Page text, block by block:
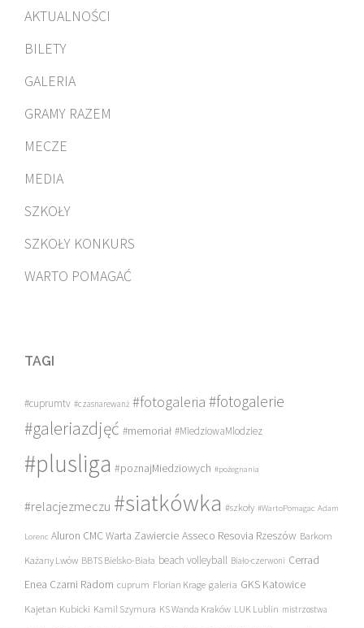
AKTUALNOŚCI
BILETY
GALERIA
GRAMY RAZEM
MECZE
MEDIA
SZKOŁY
SZKOŁY KONKURS
WARTO POMAGAĆ
TAGI
#cuprumtv #czasnarewanż #fotogaleria #fotogalerie
#galeriazdjęć #memoriał #MiedziowaMlodziez
#plusliga #poznajMiedziowych #pożegnania
#relacjezmeczu #siatkówka #szkoły #WartoPomagac Adam
Lorenc Aluron CMC Warta Zawiercie Asseco Resovia Rzeszów Barkom
Każany Lwów BBTS Bielsko-Biała beach volleyball Biało-czerwoni Cerrad
Enea Czarni Radom cuprum Florian Krage galeria GKS Katowice
Kajetan Kubicki Kamil Szymura KS Wanda Kraków LUK Lublin mistrzostwa